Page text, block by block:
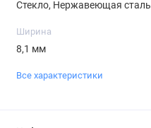
Стекло, Нержавеющая сталь
Ширина
8,1 мм
Все характеристики